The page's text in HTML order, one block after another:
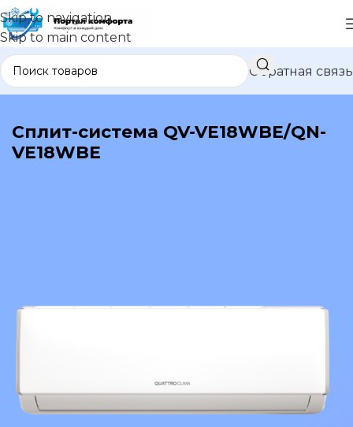
Skip to navigation
Skip to main content
Обратная связь
В каталог
Сплит-система QV-VE18WBE/QN-
VE18WBE